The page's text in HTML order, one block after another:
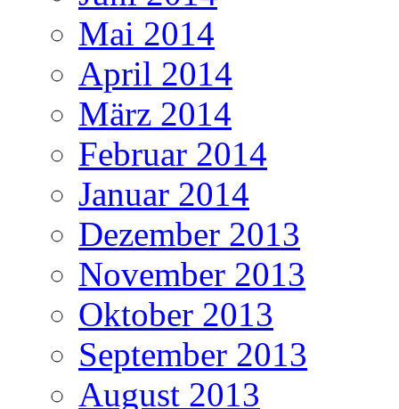
Mai 2014
April 2014
März 2014
Februar 2014
Januar 2014
Dezember 2013
November 2013
Oktober 2013
September 2013
August 2013